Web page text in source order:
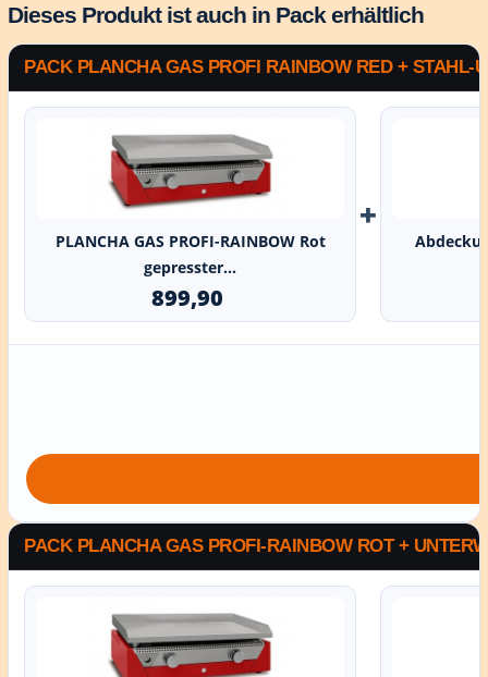
Dieses Produkt ist auch in Pack erhältlich
PACK PLANCHA GAS PROFI RAINBOW RED + STAHL-
PLANCHA GAS PROFI-RAINBOW Rot
gepresster...
899,90
+
PACK PLANCHA GAS PROFI-RAINBOW ROT +